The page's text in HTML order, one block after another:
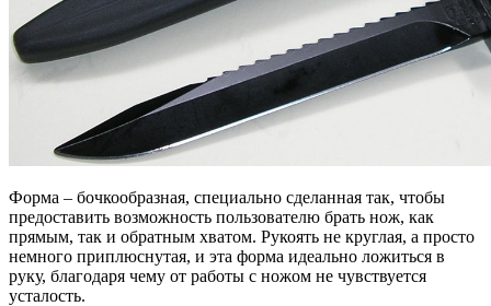
Форма – бочкообразная, специально сделанная так, чтобы
предоставить возможность пользователю брать нож, как
прямым, так и обратным хватом. Рукоять не круглая, а просто
немного приплюснутая, и эта форма идеально ложиться в
руку, благодаря чему от работы с ножом не чувствуется
усталость.